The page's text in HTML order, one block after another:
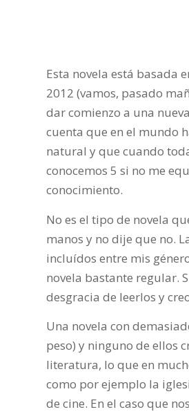
Esta novela está basada
2012 (vamos, pasado
dar comienzo a una
cuenta que en el mundo
natural y que cuando
conocemos 5 si no me
conocimiento.
No es el tipo de novela
manos y no dije que no.
incluídos entre mis
novela bastante regular.
desgracia de leerlos y
Una novela con
peso) y ninguno de ellos
literatura, lo que en
como por ejemplo la
de cine. En el caso que